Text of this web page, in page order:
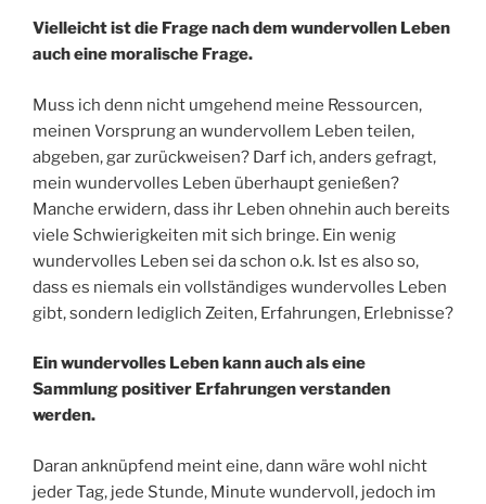
Vielleicht ist die Frage nach dem wundervollen Leben
auch eine moralische Frage.
Muss ich denn nicht umgehend meine Ressourcen,
meinen Vorsprung an wundervollem Leben teilen,
abgeben, gar zurückweisen? Darf ich, anders gefragt,
mein wundervolles Leben überhaupt genießen?
Manche erwidern, dass ihr Leben ohnehin auch bereits
viele Schwierigkeiten mit sich bringe. Ein wenig
wundervolles Leben sei da schon o.k. Ist es also so,
dass es niemals ein vollständiges wundervolles Leben
gibt, sondern lediglich Zeiten, Erfahrungen, Erlebnisse?
Ein wundervolles Leben kann auch als eine
Sammlung positiver Erfahrungen verstanden
werden.
Daran anknüpfend meint eine, dann wäre wohl nicht
jeder Tag, jede Stunde, Minute wundervoll, jedoch im